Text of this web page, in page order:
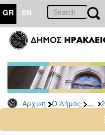
GR EN
Αρχική Ο Δήμος ...
ΔΗΜΟΣ
Διακηρύξεις
Δημοπρασίες
Αρχείο
2025